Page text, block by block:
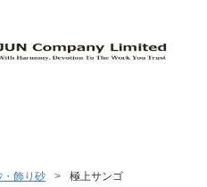
・飾り砂 極上サンゴ